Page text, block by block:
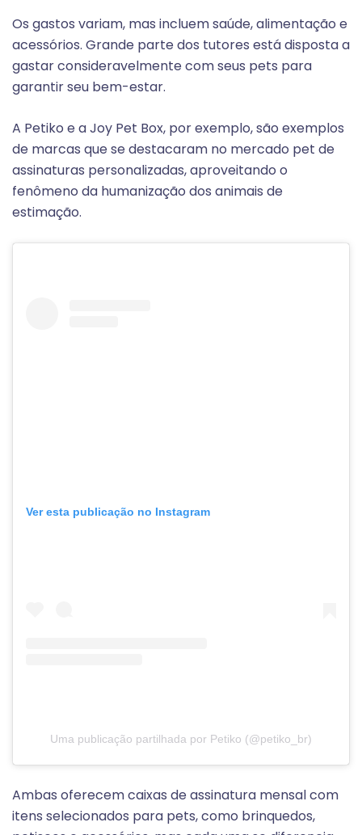
Os gastos variam, mas incluem saúde, alimentação e
acessórios. Grande parte dos tutores está disposta a
gastar consideravelmente com seus pets para
garantir seu bem-estar.
A Petiko e a Joy Pet Box, por exemplo, são exemplos
de marcas que se destacaram no mercado pet de
assinaturas personalizadas, aproveitando o
fenômeno da humanização dos animais de
estimação.
Ver esta publicação no Instagram
Uma publicação partilhada por Petiko (@petiko_br)
Ambas oferecem caixas de assinatura mensal com
itens selecionados para pets, como brinquedos,